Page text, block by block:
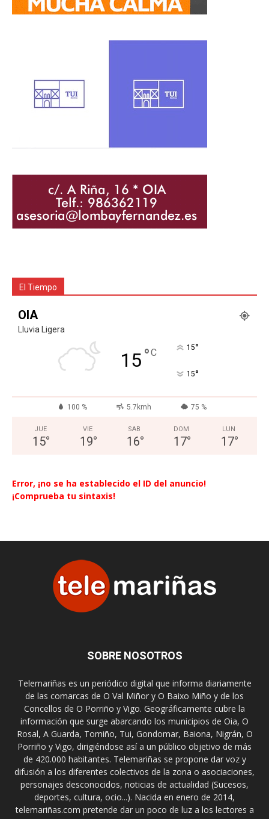
El Tiempo
OIA
Lluvia Ligera
15°C 15°
15°
100 % 5.7kmh 75 %
JUE
15°
VIE
19°
SAB
16°
DOM
17°
LUN
17°
Error, ¡no se ha establecido el ID del anuncio!
¡Comprueba tu sintaxis!
SOBRE NOSOTROS
Telemariñas es un periódico digital que informa diariamente
de las comarcas de O Val Miñor y O Baixo Miño y de los
Concellos de O Porriño y Vigo. Geográficamente cubre la
información que surge abarcando los municipios de Oia, O
Rosal, A Guarda, Tomiño, Tui, Gondomar, Baiona, Nigrán, O
Porriño y Vigo, dirigiéndose así a un público objetivo de más
de 420.000 habitantes. Telemariñas se propone dar voz y
difusión a los diferentes colectivos de la zona o asociaciones,
personajes desconocidos, noticias de actualidad (Sucesos,
deportes, cultura, ocio...). Nacida en enero de 2014,
telemariñas.com pretende dar un poco de luz a los lectores a